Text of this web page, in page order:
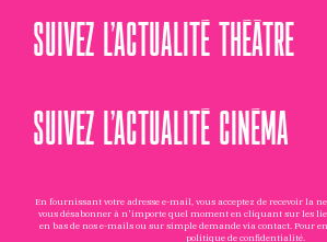
SUIVEZ L’ACTUALITÉ THÉÂTRE
SUIVEZ L’ACTUALITÉ CINÉMA
En fournissant votre adresse e-mail, vous acceptez de recevoir la
vous désabonner à n'importe quel moment en cliquant sur les
en bas de nos e-mails ou sur simple demande via contact . Pour
politique de confidentialité.